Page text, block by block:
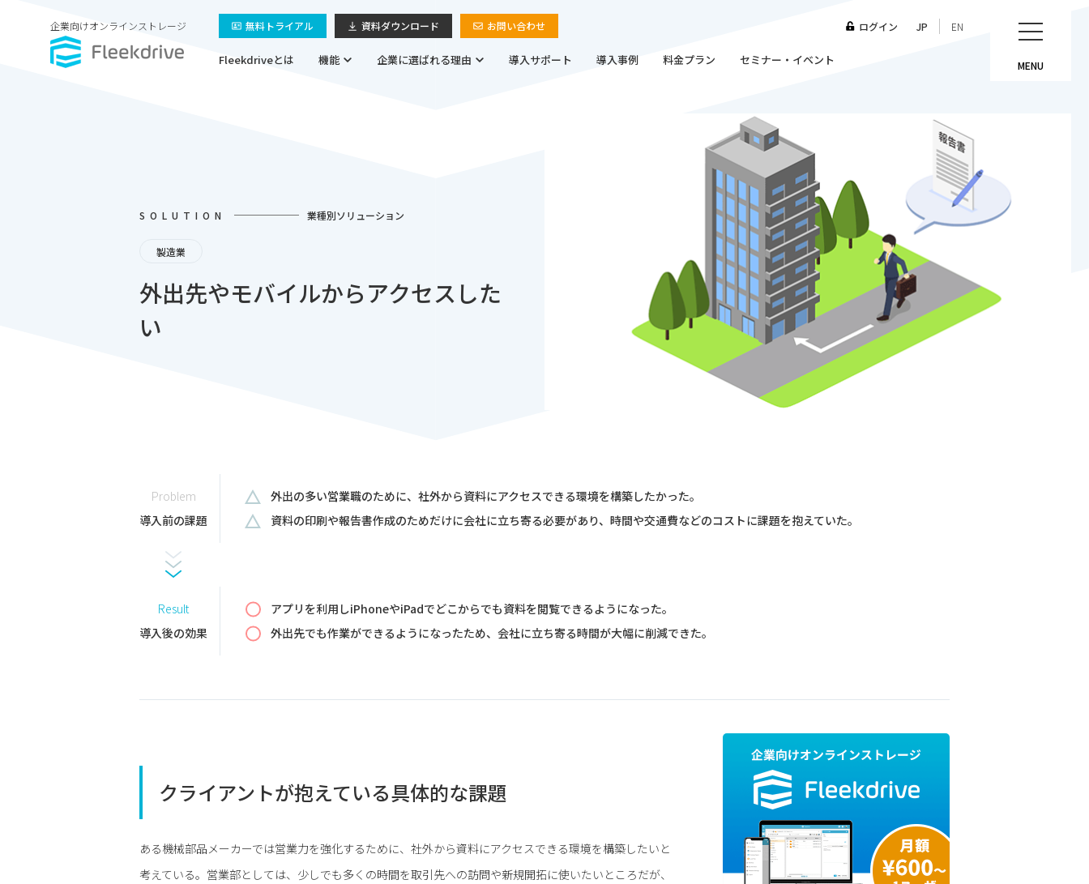
企業向けオンラインストレージ
MENU
ログイン
無料トライアル 資料ダウンロード お問い合わせ JP EN
Fleekdriveとは 機能 企業に選ばれる理由 導入サポート 導入事例 料金プラン セミナー・イベント
SOLUTION 業種別ソリューション
製造業
外出先やモバイルからアクセスした
い
Problem
導入前の課題
外出の多い営業職のために、社外から資料にアクセスできる環境を構築したかった。
資料の印刷や報告書作成のためだけに会社に立ち寄る必要があり、時間や交通費などのコストに課題を抱えていた。
Result
導入後の効果
アプリを利用しiPhoneやiPadでどこからでも資料を閲覧できるようになった。
外出先でも作業ができるようになったため、会社に立ち寄る時間が大幅に削減できた。
クライアントが抱えている具体的な課題
ある機械部品メーカーでは営業力を強化するために、社外から資料にアクセスできる環境を構築したいと
考えている。営業部としては、少しでも多くの時間を取引先への訪問や新規開拓に使いたいところだが、